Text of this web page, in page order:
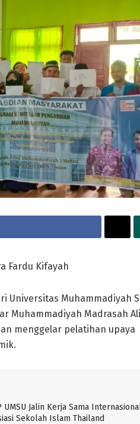
Fardu Kifayah
Universitas Muhammadiyah
Muhammadiyah Madrasah
menggelar pelatihan upaya
UMSU Jalin Kerja Sama
Sekolah Islam Thailand